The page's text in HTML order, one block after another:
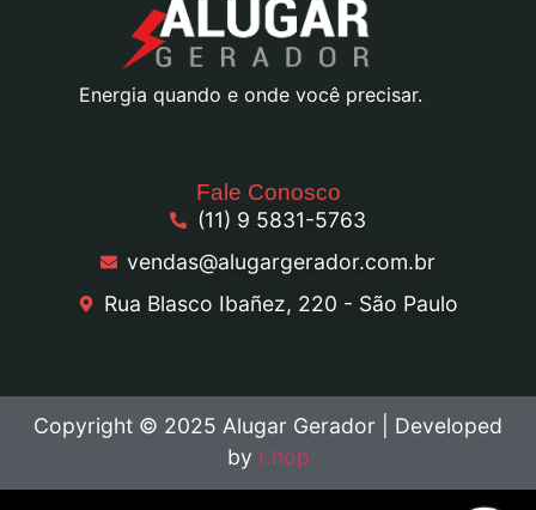
Energia quando e onde você precisar.
Fale Conosco
(11) 9 5831-5763
vendas@alugargerador.com.br
Rua Blasco Ibañez, 220 - São Paulo
Copyright © 2025 Alugar Gerador | Developed
by r.hop